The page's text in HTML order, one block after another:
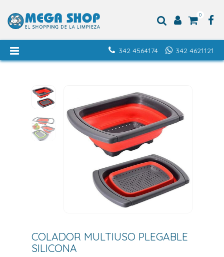
0
342 4621121
342 4564174
COLADOR MULTIUSO PLEGABLE
SILICONA